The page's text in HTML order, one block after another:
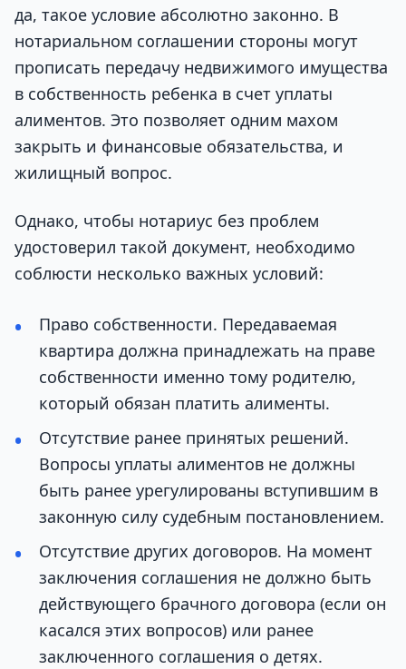
да, такое условие абсолютно законно. В
нотариальном соглашении стороны могут
прописать передачу недвижимого имущества
в собственность ребенка в счет уплаты
алиментов. Это позволяет одним махом
закрыть и финансовые обязательства, и
жилищный вопрос.
Однако, чтобы нотариус без проблем
удостоверил такой документ, необходимо
соблюсти несколько важных условий:
Право собственности. Передаваемая
квартира должна принадлежать на праве
собственности именно тому родителю,
который обязан платить алименты.
Отсутствие ранее принятых решений.
Вопросы уплаты алиментов не должны
быть ранее урегулированы вступившим в
законную силу судебным постановлением.
Отсутствие других договоров. На момент
заключения соглашения не должно быть
действующего брачного договора (если он
касался этих вопросов) или ранее
заключенного соглашения о детях.